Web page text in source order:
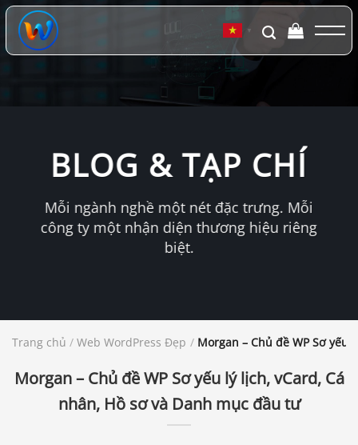
Chuyển
đến
dung
▼
BLOG & TẠP CHÍ
Mỗi ngành nghề một nét đặc trưng. Mỗi
công ty một nhận diện thương hiệu riêng
biệt.
Trang chủ / Web WordPress Đẹp / Morgan – Chủ đề WP Sơ yếu
Morgan – Chủ đề WP Sơ yếu lý lịch, vCard, Cá
nhân, Hồ sơ và Danh mục đầu tư